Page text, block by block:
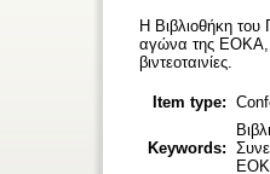
Η Βιβλιοθήκη
αγώνα της ΕΟΚΑ,
βιντεοταινίες.
Item type:
Keywords: